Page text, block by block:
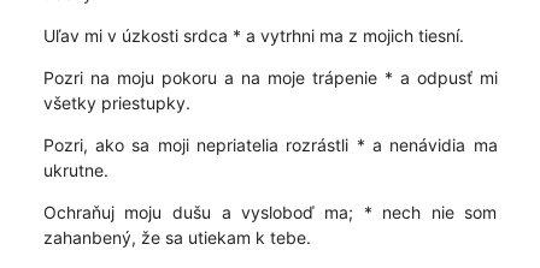
Uľav mi v úzkosti srdca * a vytrhni ma z mojich tiesní.
Pozri na moju pokoru a na moje trápenie * a odpusť mi
všetky priestupky.
Pozri, ako sa moji nepriatelia rozrástli * a nenávidia ma
ukrutne.
Ochraňuj moju dušu a vysloboď ma; * nech nie som
zahanbený, že sa utiekam k tebe.